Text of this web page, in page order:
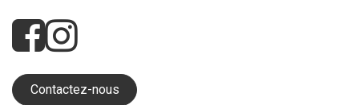
Contactez-nous